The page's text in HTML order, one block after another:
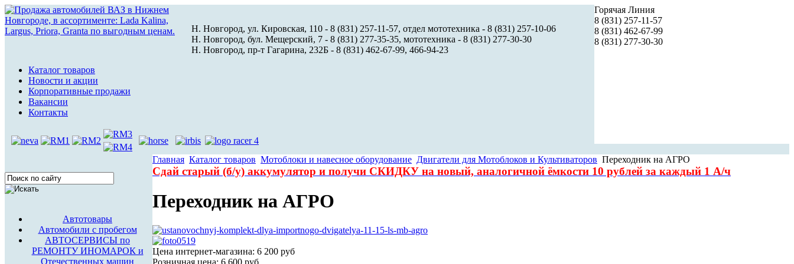
Н. Новгород, ул. Кировская, 110 - 8 (831) 257-11-57, отдел мототехника - 8 (831) 257-10-06
Н. Новгород, бул. Мещерский, 7 - 8 (831) 277-35-35, мототехника - 8 (831) 277-30-30
Н. Новгород, пр-т Гагарина, 232Б - 8 (831) 462-67-99, 466-94-23
Каталог товаров
Новости и акции
Корпоративные продажи
Вакансии
Контакты
Горячая Линия
8 (831) 257-11-57
8 (831) 462-67-99
8 (831) 277-30-30
Автотовары
Автомобили с пробегом
АВТОСЕРВИСЫ по
РЕМОНТУ ИНОМАРОК и
Отечественных машин
Главная Каталог товаров Мотоблоки и навесное оборудование Двигатели для Мотоблоков и Культиваторов Переходник на АГРО
Сдай старый (б/у) аккумулятор и получи СКИДКУ на новый, аналогичной ёмкости 10 рублей за каждый 1 А/ч
Переходник на АГРО
Цена интернет-магазина: 6 200 руб
Розничная цена: 6 600 руб